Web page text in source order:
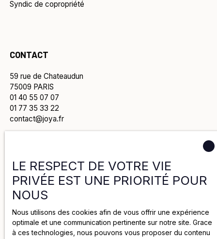
Syndic de copropriété
CONTACT
59 rue de Chateaudun
75009 PARIS
01 40 55 07 07
01 77 35 33 22
contact@joya.fr
Politique de cookies
Mentions légales
LE RESPECT DE VOTRE VIE
PRIVÉE EST UNE PRIORITÉ POUR
NOUS
Nous utilisons des cookies afin de vous offrir une expérience
optimale et une communication pertinente sur notre site. Grace
à ces technologies, nous pouvons vous proposer du contenu